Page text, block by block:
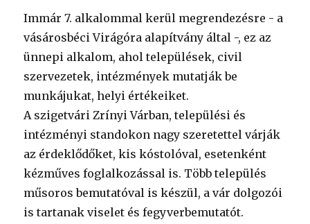
Immár 7. alkalommal kerül megrendezésre - a
vásárosbéci Virágóra alapítvány által -, ez az
ünnepi alkalom, ahol települések, civil
szervezetek, intézmények mutatják be
munkájukat, helyi értékeiket.
A szigetvári Zrínyi Várban, települési és
intézményi standokon nagy szeretettel várják
az érdeklődőket, kis kóstolóval, esetenként
kézműves foglalkozással is. Több település
műsoros bemutatóval is készül, a vár dolgozói
is tartanak viselet és fegyverbemutatót.